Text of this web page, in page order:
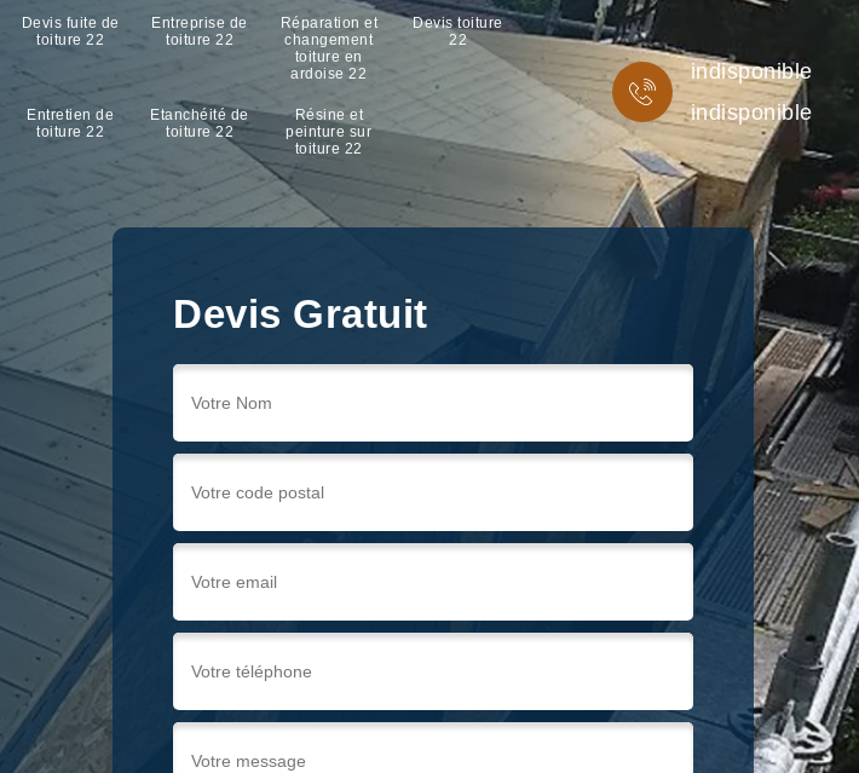
Devis fuite de
toiture 22
Entreprise de
toiture 22
Réparation et
changement
toiture en
ardoise 22
Devis toiture
22
Entretien de
toiture 22
Etanchéité de
toiture 22
Résine et
peinture sur
toiture 22
indisponible
indisponible
Devis Gratuit
Devis Gratuit
Devis Gratuit